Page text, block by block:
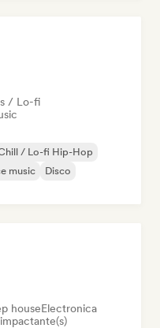
/ Lo-fi
/ Lo-fi Hip-Hop
music
Disco
houseElectronica